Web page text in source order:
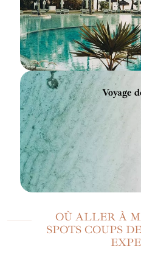
Voyage
OÙ ALLER À
SPOTS COUPS